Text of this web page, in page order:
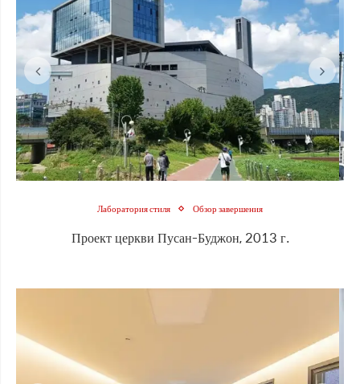
Лаборатория стиля Обзор завершения
Проект церкви Пусан-Буджон, 2013 г.